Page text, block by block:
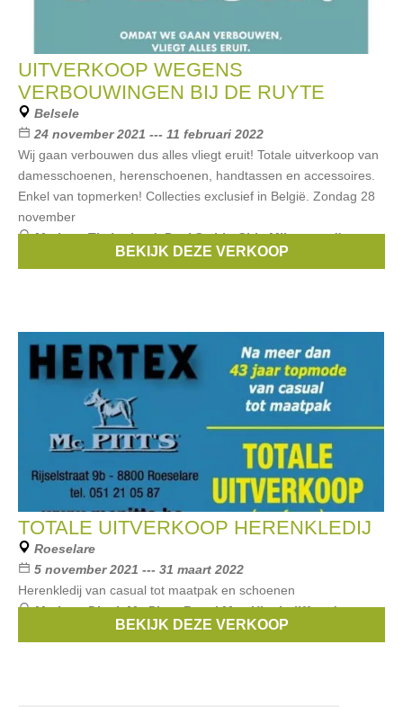
UITVERKOOP WEGENS
VERBOUWINGEN BIJ DE RUYTE
Belsele
24 november 2021 --- 11 februari 2022
Wij gaan verbouwen dus alles vliegt eruit! Totale uitverkoop van
damesschoenen, herenschoenen, handtassen en accessoires.
Enkel van topmerken! Collecties exclusief in België. Zondag 28
november
Merken:Timberland,Paul Smith,Chie Mihara,tod's,
BEKIJK DEZE VERKOOP
TOTALE UITVERKOOP HERENKLEDIJ
Roeselare
5 november 2021 --- 31 maart 2022
Herenkledij van casual tot maatpak en schoenen
Merken:Digel,Mc Pitts,Royal Mer,Hinchcliff and sons,
BEKIJK DEZE VERKOOP